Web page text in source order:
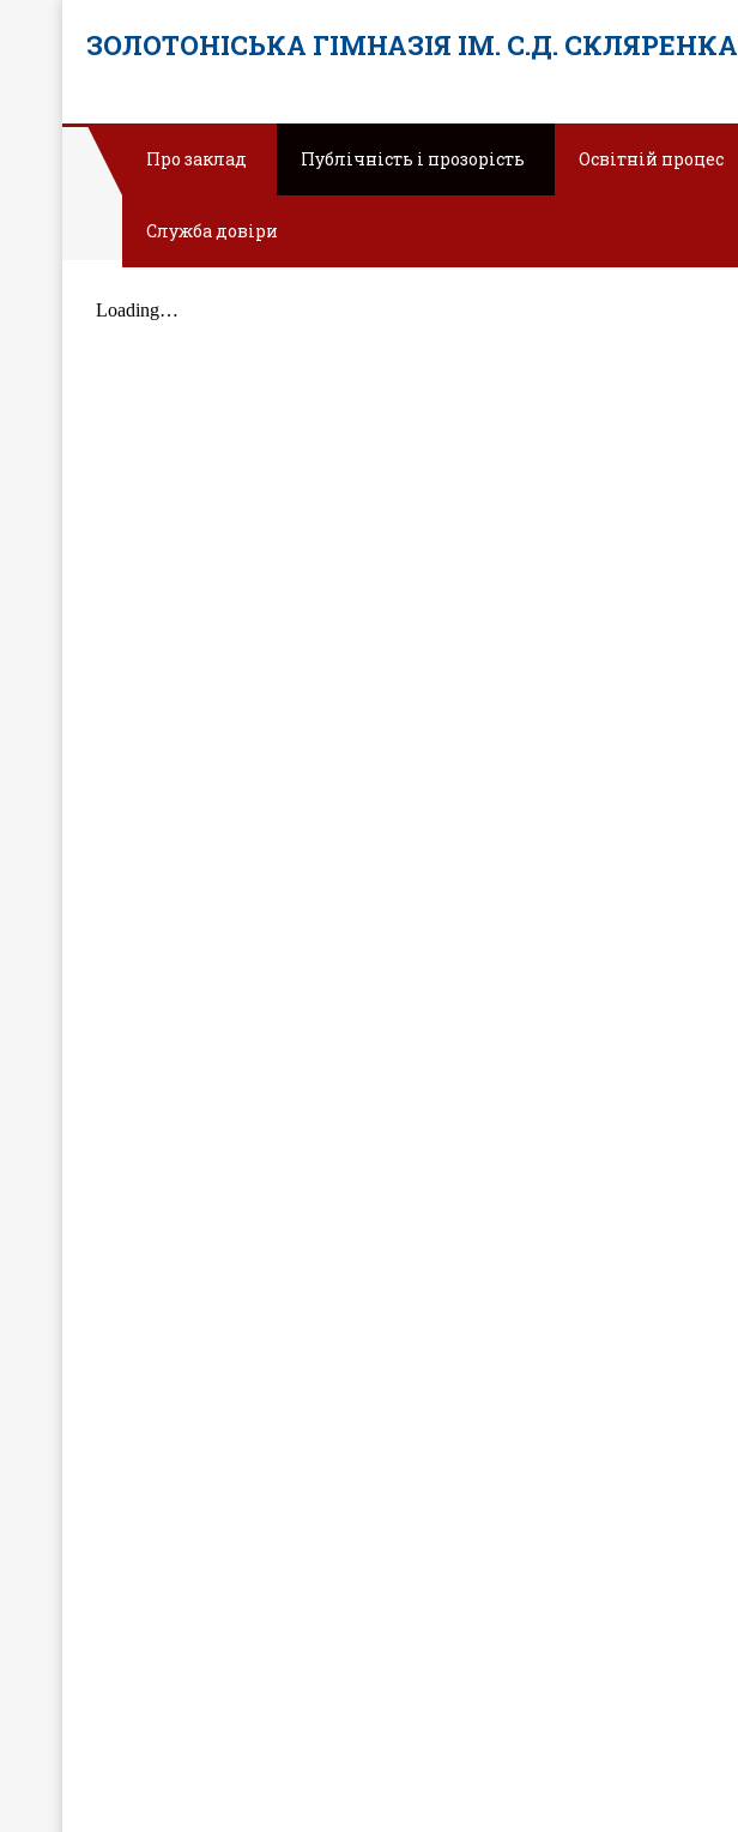
ЗОЛОТОНІСЬКА ГІМНАЗІЯ ІМ. С.Д. СКЛЯРЕНКА
Про заклад Публічність і прозорість Освітній процес
Служба довіри